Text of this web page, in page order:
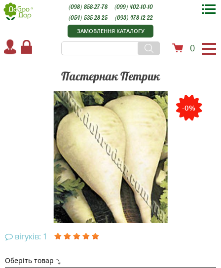
ЗАМОВЛЕННЯ КАТАЛОГУ
0
(098) 858-27-78
(099) 402-10-10
(054) 535-28-25
(093) 478-12-22
Пастернак Петрик
-0%
вігуків: 1
Оберіть товар